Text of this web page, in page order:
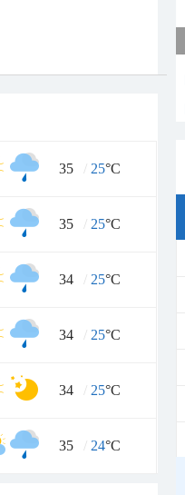
35 / 25°C
35 / 25°C
34 / 25°C
34 / 25°C
34 / 25°C
35 / 24°C